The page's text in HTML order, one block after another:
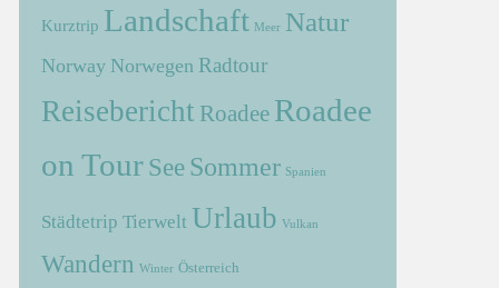
Kurztrip Landschaft Meer Natur
Norway Norwegen Radtour
Reisebericht Roadee Roadee
on Tour See Sommer Spanien
Städtetrip Tierwelt Urlaub Vulkan
Wandern Winter Österreich